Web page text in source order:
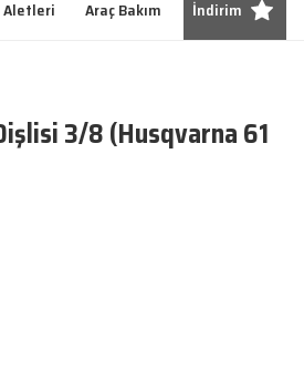
Aletleri Araç Bakım İndirim
3/8 (Husqvarna 61